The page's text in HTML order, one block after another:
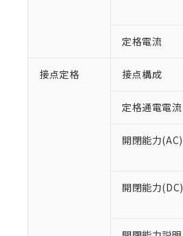
定格電流
接点定格 接点構成
定格通電電流
開閉能力(AC)
開閉能力(DC)